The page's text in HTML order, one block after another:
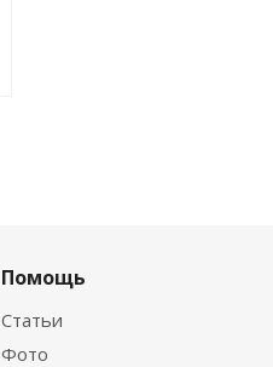
Помощь
Статьи
Фото